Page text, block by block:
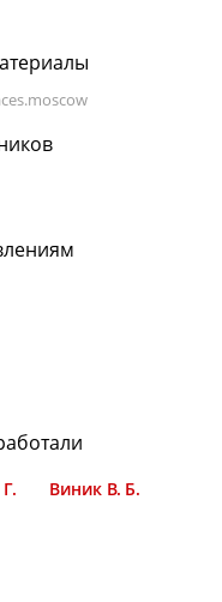
Виник В. Б.